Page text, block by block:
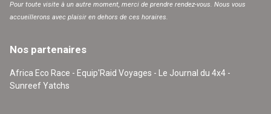
Pour toute visite à un autre moment, merci de prendre rendez-vous. Nous vous
accueillerons avec plaisir en dehors de ces horaires.
Nos partenaires
Africa Eco Race - Equip'Raid Voyages - Le Journal du 4x4 -
Sunreef Yatchs